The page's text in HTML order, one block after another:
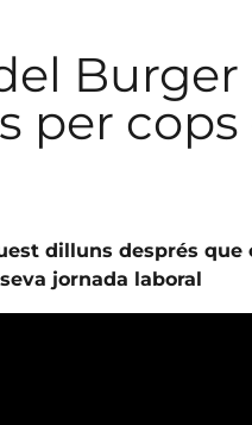
per cops
dilluns després
jornada laboral